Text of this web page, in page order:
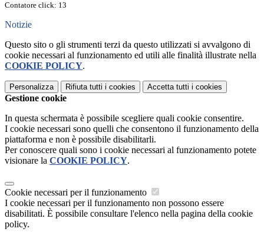
Contatore click: 13
Notizie
Questo sito o gli strumenti terzi da questo utilizzati si avvalgono di
cookie necessari al funzionamento ed utili alle finalità illustrate nella
COOKIE POLICY.
Personalizza Rifiuta tutti i cookies Accetta tutti i cookies
Gestione cookie
In questa schermata è possibile scegliere quali cookie consentire.
I cookie necessari sono quelli che consentono il funzionamento della
piattaforma e non è possibile disabilitarli.
Per conoscere quali sono i cookie necessari al funzionamento potete
visionare la COOKIE POLICY.
Cookie necessari per il funzionamento
I cookie necessari per il funzionamento non possono essere
disabilitati. È possibile consultare l'elenco nella pagina della cookie
policy.